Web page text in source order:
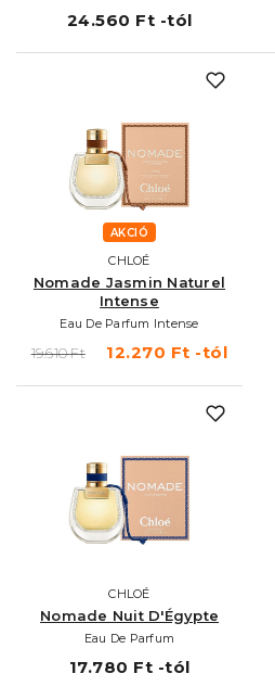
24.560 Ft -tól
AKCIÓ
CHLOÉ
Nomade Jasmin Naturel
Intense
Eau De Parfum Intense
19.610 Ft 12.270 Ft -tól
CHLOÉ
Nomade Nuit D'Égypte
Eau De Parfum
17.780 Ft -tól